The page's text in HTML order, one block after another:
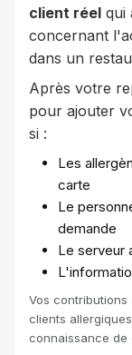
client réel qui
concernant
dans un
Après votre
pour ajouter
si :
Les
carte
Le
demande
Le serveur
Vos contributions
clients
connaissance de